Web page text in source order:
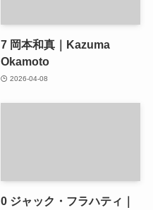
7 岡本和真｜Kazuma
Okamoto
2026-04-08
0 ジャック・フラハティ｜